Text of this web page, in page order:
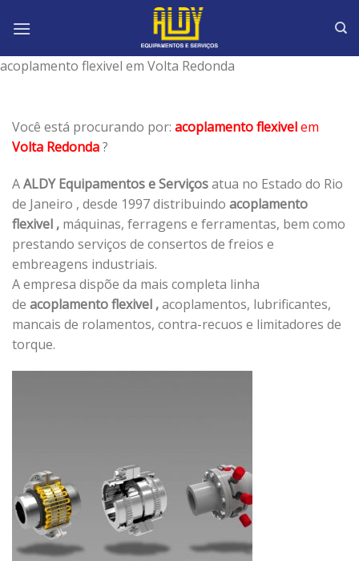
acoplamento flexivel em Volta Redonda
Você está procurando por: acoplamento flexivelem
Volta Redonda?
AALDY Equipamentos e Serviçosatua no Estado do Rio
de Janeiro , desde 1997 distribuindo acoplamento
flexivel , máquinas, ferragens e ferramentas, bem como
prestando serviços de consertos de freios e
embreagens industriais.
A empresa dispõe da mais completa linha
de acoplamento flexivel ,acoplamentos, lubrificantes,
mancais de rolamentos, contra-recuos e limitadores de
torque.